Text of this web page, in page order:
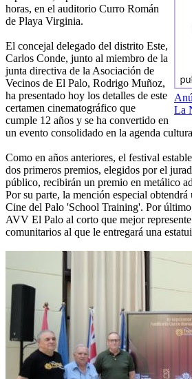
La
horas, en el auditorio Curro Román
de Playa Virginia.
El concejal delegado del distrito Este,
Carlos Conde, junto al miembro de la
junta directiva de la Asociación de
Vecinos de El Palo, Rodrigo Muñoz,
ha presentado hoy los detalles de este
certamen cinematográfico que
cumple 12 años y se ha convertido en
un evento consolidado en la agenda
Como en años anteriores, el festival
dos primeros premios, elegidos por el
público, recibirán un premio en metálico
Por su parte, la mención especial
Cine del Palo 'School Training'. Por
AVV El Palo al corto que mejor
comunitarios al que le entregará una